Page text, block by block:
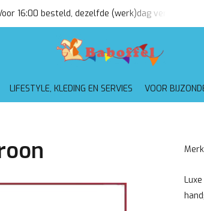
16:00 besteld, dezelfde (werk)dag verzonden
LIFESTYLE, KLEDING EN SERVIES VOOR